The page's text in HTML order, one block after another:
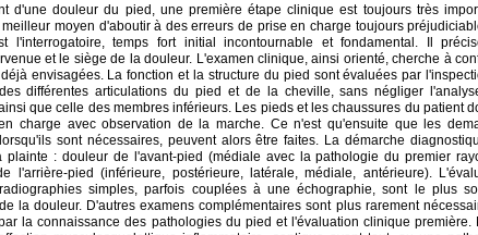
d'une douleur du pied, une première étape clinique est toujours très
moyen d'aboutir à des erreurs de prise en charge toujours
l'interrogatoire, temps fort initial incontournable et fondamental. Il
et le siège de la douleur. L'examen clinique, ainsi orienté, cherche à
envisagées. La fonction et la structure du pied sont évaluées par
différentes articulations du pied et de la cheville, sans négliger
que celle des membres inférieurs. Les pieds et les chaussures du patient
charge avec observation de la marche. Ce n'est qu'ensuite que les
sont nécessaires, peuvent alors être faites. La démarche
: douleur de l'avant-pied (médiale avec la pathologie du premier
l'arrière-pied (inférieure, postérieure, latérale, médiale, antérieure).
simples, parfois couplées à une échographie, sont le plus
la douleur. D'autres examens complémentaires sont plus rarement
la connaissance des pathologies du pied et l'évaluation clinique première.